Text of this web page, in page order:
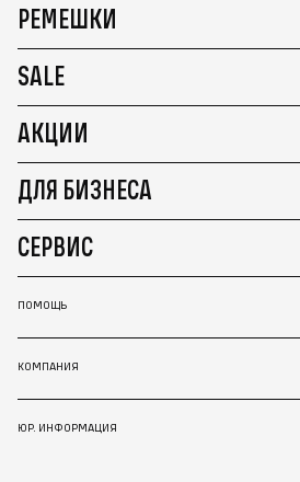
РЕМЕШКИ
SALE
АКЦИИ
ДЛЯ БИЗНЕСА
СЕРВИС
ПОМОЩЬ
КОМПАНИЯ
ЮР. ИНФОРМАЦИЯ